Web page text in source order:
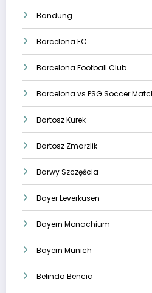
Bandung
Barcelona FC
Barcelona Football Club
Barcelona vs PSG Soccer
Bartosz Kurek
Bartosz Zmarzlik
Barwy Szczęścia
Bayer Leverkusen
Bayern Monachium
Bayern Munich
Belinda Bencic